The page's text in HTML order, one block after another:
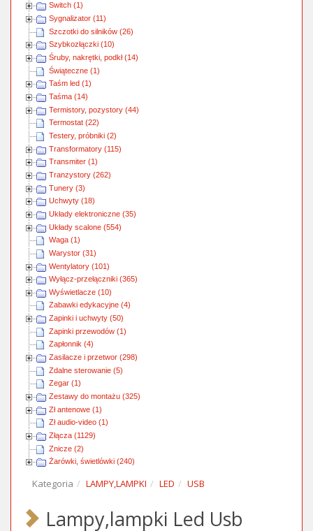
Switch (1)
Sygnalizator (11)
Szczotki do silników (26)
Szybkozłączki (10)
Śruby, nakrętki, podkł (14)
Świąteczne (1)
Taśm led (1)
Taśma (14)
Termistory, pozystory (44)
Termostat (22)
Testery, próbniki (2)
Transformatory (115)
Transmiter (1)
Tranzystory (262)
Tunery (3)
Uchwyty (18)
Układy elektroniczne (35)
Układy scalone (554)
Waga (1)
Warystor (31)
Wentylatory (101)
Wyłącz-przełączniki (365)
Wyświetlacze (10)
Zabawki edykacyjne (4)
Zapinki i uchwyty (50)
Zapinki przewodów (1)
Zapłonnik (4)
Zasilacze i przetwor (298)
Zdalne sterowanie (5)
Zegar (1)
Zestawy do montażu (325)
Zł antenowe (1)
Zł audio-video (1)
Złącza (1129)
Znicze (2)
Żarówki, świetlówki (240)
Kategoria LAMPY,LAMPKI LED USB
Lampy,lampki Led Usb